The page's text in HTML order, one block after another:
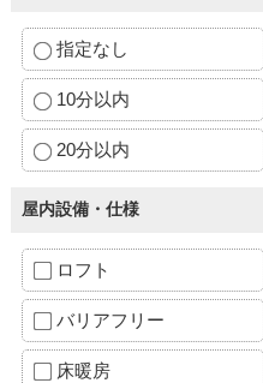
指定なし
10分以内
20分以内
屋内設備・仕様
ロフト
バリアフリー
床暖房